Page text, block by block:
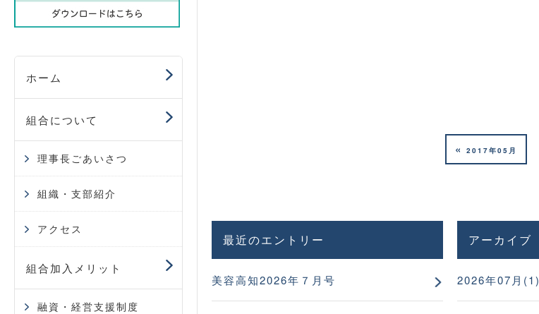
ホーム
組合について
理事長ごあいさつ
組織・支部紹介
アクセス
組合加入メリット
融資・経営支援制度
« 2017年05月
最近のエントリー
美容高知2026年７月号
アーカイブ
2026年07月(1)